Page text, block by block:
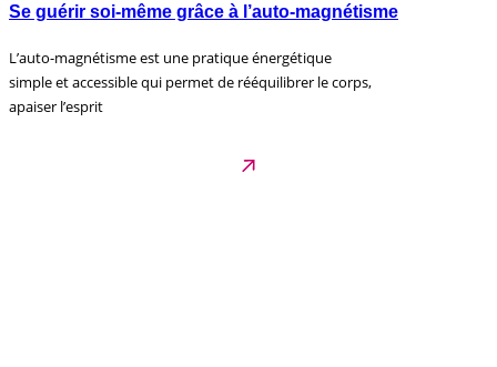
Se guérir soi-même grâce à l’auto-magnétisme
L’auto-magnétisme est une pratique énergétique
simple et accessible qui permet de rééquilibrer le corps,
apaiser l’esprit